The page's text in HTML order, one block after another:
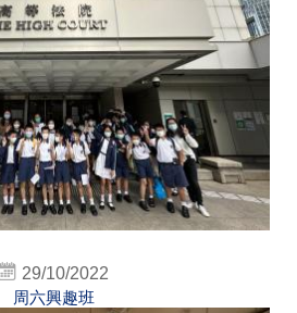
29/10/2022
周六興趣班